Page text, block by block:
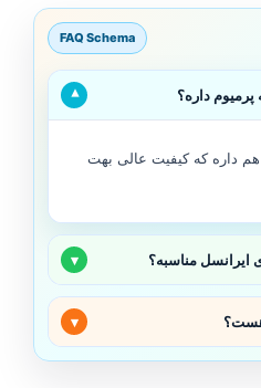
FAQ Schema
داره؟ ▾
هم داره که کیفیت عالی بهت
▾
▾